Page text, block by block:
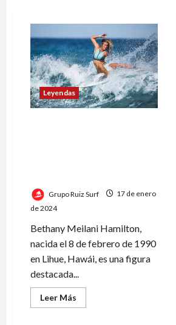
Leyendas
Grupo Ruiz Surf
17 de enero
de 2024
Bethany Meilani Hamilton,
nacida el 8 de febrero de 1990
en Lihue, Hawái, es una figura
destacada...
Leer Más
más